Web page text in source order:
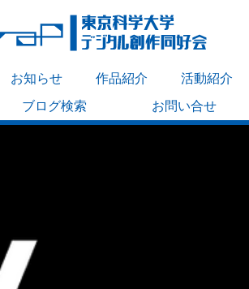
お知らせ 作品紹介
活動紹介
ブログ検索 お問い合せ